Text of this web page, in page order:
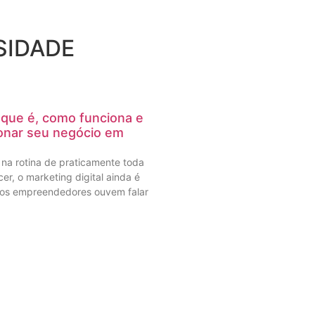
é, como funciona e
seu negócio em
rotina de praticamente toda
o marketing digital ainda é
empreendedores ouvem falar